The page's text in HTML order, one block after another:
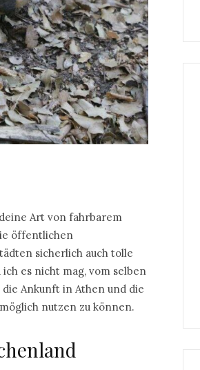
Art von fahrbarem
öffentlichen
sicherlich auch tolle
es nicht mag, vom selben
Ankunft in Athen und die
nutzen zu können.